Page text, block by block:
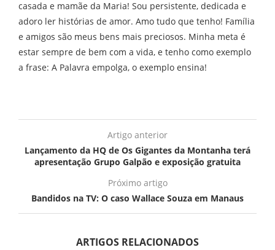
casada e mamãe da Maria! Sou persistente, dedicada e
adoro ler histórias de amor. Amo tudo que tenho! Família
e amigos são meus bens mais preciosos. Minha meta é
estar sempre de bem com a vida, e tenho como exemplo
a frase: A Palavra empolga, o exemplo ensina!
Artigo anterior
Lançamento da HQ de Os Gigantes da Montanha terá
apresentação Grupo Galpão e exposição gratuita
Próximo artigo
Bandidos na TV: O caso Wallace Souza em Manaus
ARTIGOS RELACIONADOS